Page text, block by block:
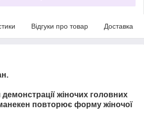
Відгуки про товар Доставка
жіночих головних
манекен повторює форму жіночої